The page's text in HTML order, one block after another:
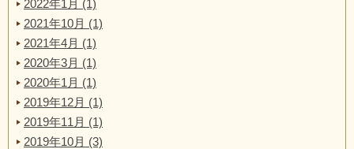
2022年1月 (1)
2021年10月 (1)
2021年4月 (1)
2020年3月 (1)
2020年1月 (1)
2019年12月 (1)
2019年11月 (1)
2019年10月 (3)